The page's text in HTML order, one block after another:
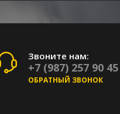
Звоните нам:
+7 (987) 257 90 45
ОБРАТНЫЙ ЗВОНОК